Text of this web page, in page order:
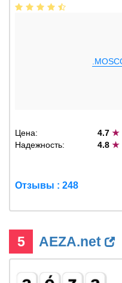
Цена: 4.7★
Надежность:
4.8★
Отзывы : 248
5 AEZA.net